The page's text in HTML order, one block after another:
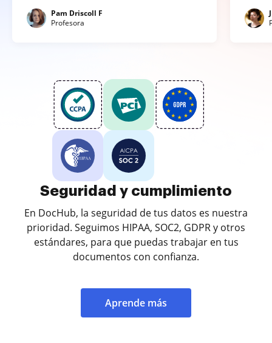
Pam Driscoll F
Profesora
Seguridad y cumplimiento
En DocHub, la seguridad de tus datos es nuestra
prioridad. Seguimos HIPAA, SOC2, GDPR y otros
estándares, para que puedas trabajar en tus
documentos con confianza.
Aprende más